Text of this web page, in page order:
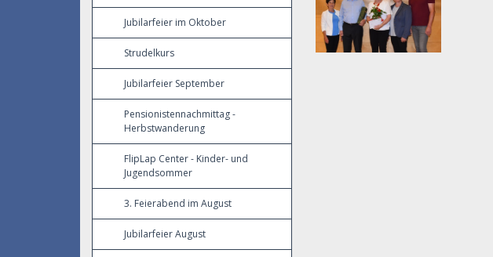
Jubilarfeier im Oktober
Strudelkurs
Jubilarfeier September
Pensionistennachmittag -
Herbstwanderung
FlipLap Center - Kinder- und
Jugendsommer
3. Feierabend im August
Jubilarfeier August